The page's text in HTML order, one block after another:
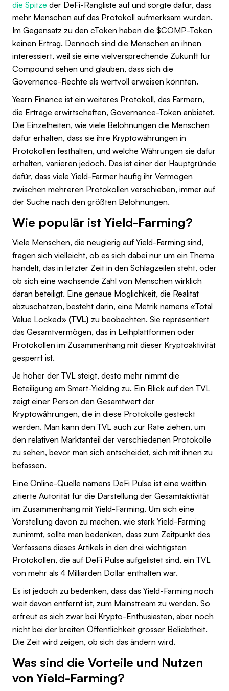
die Spitze der DeFi-Rangliste auf und sorgte dafür, dass
mehr Menschen auf das Protokoll aufmerksam wurden.
Im Gegensatz zu den cToken haben die $COMP-Token
keinen Ertrag. Dennoch sind die Menschen an ihnen
interessiert, weil sie eine vielversprechende Zukunft für
Compound sehen und glauben, dass sich die
Governance-Rechte als wertvoll erweisen könnten.
Yearn Finance ist ein weiteres Protokoll, das Farmern,
die Erträge erwirtschaften, Governance-Token anbietet.
Die Einzelheiten, wie viele Belohnungen die Menschen
dafür erhalten, dass sie ihre Kryptowährungen in
Protokollen festhalten, und welche Währungen sie dafür
erhalten, variieren jedoch. Das ist einer der Hauptgründe
dafür, dass viele Yield-Farmer häufig ihr Vermögen
zwischen mehreren Protokollen verschieben, immer auf
der Suche nach den größten Belohnungen.
Wie populär ist Yield-Farming?
Viele Menschen, die neugierig auf Yield-Farming sind,
fragen sich vielleicht, ob es sich dabei nur um ein Thema
handelt, das in letzter Zeit in den Schlagzeilen steht, oder
ob sich eine wachsende Zahl von Menschen wirklich
daran beteiligt. Eine genaue Möglichkeit, die Realität
abzuschätzen, besteht darin, eine Metrik namens «Total
Value Locked» (TVL) zu beobachten. Sie repräsentiert
das Gesamtvermögen, das in Leihplattformen oder
Protokollen im Zusammenhang mit dieser Kryptoaktivität
gesperrt ist.
Je höher der TVL steigt, desto mehr nimmt die
Beteiligung am Smart-Yielding zu. Ein Blick auf den TVL
zeigt einer Person den Gesamtwert der
Kryptowährungen, die in diese Protokolle gesteckt
werden. Man kann den TVL auch zur Rate ziehen, um
den relativen Marktanteil der verschiedenen Protokolle
zu sehen, bevor man sich entscheidet, sich mit ihnen zu
befassen.
Eine Online-Quelle namens DeFi Pulse ist eine weithin
zitierte Autorität für die Darstellung der Gesamtaktivität
im Zusammenhang mit Yield-Farming. Um sich eine
Vorstellung davon zu machen, wie stark Yield-Farming
zunimmt, sollte man bedenken, dass zum Zeitpunkt des
Verfassens dieses Artikels in den drei wichtigsten
Protokollen, die auf DeFi Pulse aufgelistet sind, ein TVL
von mehr als 4 Milliarden Dollar enthalten war.
Es ist jedoch zu bedenken, dass das Yield-Farming noch
weit davon entfernt ist, zum Mainstream zu werden. So
erfreut es sich zwar bei Krypto-Enthusiasten, aber noch
nicht bei der breiten Öffentlichkeit grosser Beliebtheit.
Die Zeit wird zeigen, ob sich das ändern wird.
Was sind die Vorteile und Nutzen
von Yield-Farming?